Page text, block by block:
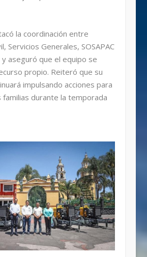
la coordinación entre
Servicios Generales, SOSAPAC
aseguró que el equipo se
propio. Reiteró que su
impulsando acciones para
durante la temporada